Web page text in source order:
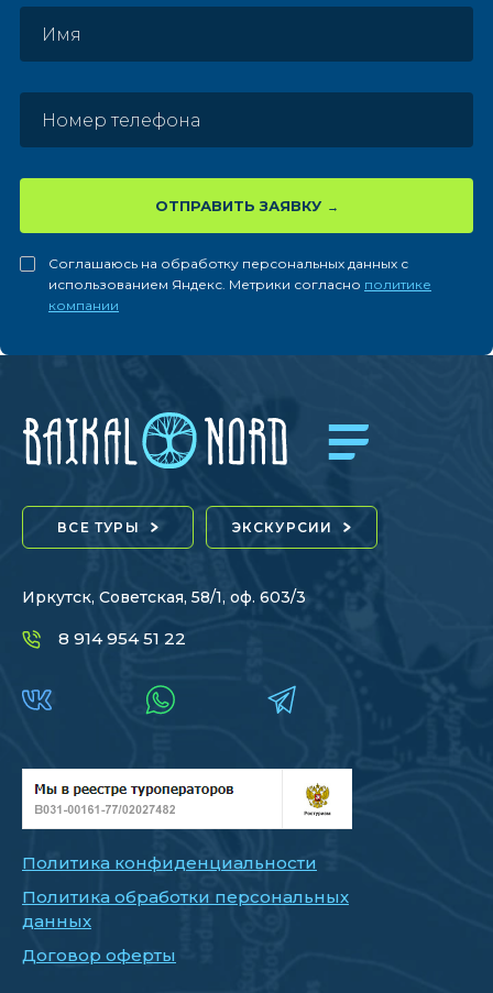
ОТПРАВИТЬ ЗАЯВКУ
Соглашаюсь на обработку персональных данных с
использованием Яндекс. Метрики согласно политике
компании
ВСЕ ТУРЫ ЭКСКУРСИИ
Иркутск, Советская, 58/1, оф. 603/3
8 914 954 51 22
Политика конфиденциальности
Политика обработки персональных
данных
Договор оферты